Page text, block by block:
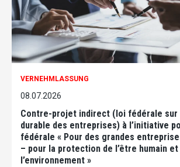
VERNEHMLASSUNG
08.07.2026
Contre-projet indirect (loi fédérale sur
durable des entreprises) à l’initiative
fédérale « Pour des grandes
– pour la protection de l’être humain et
l’environnement »